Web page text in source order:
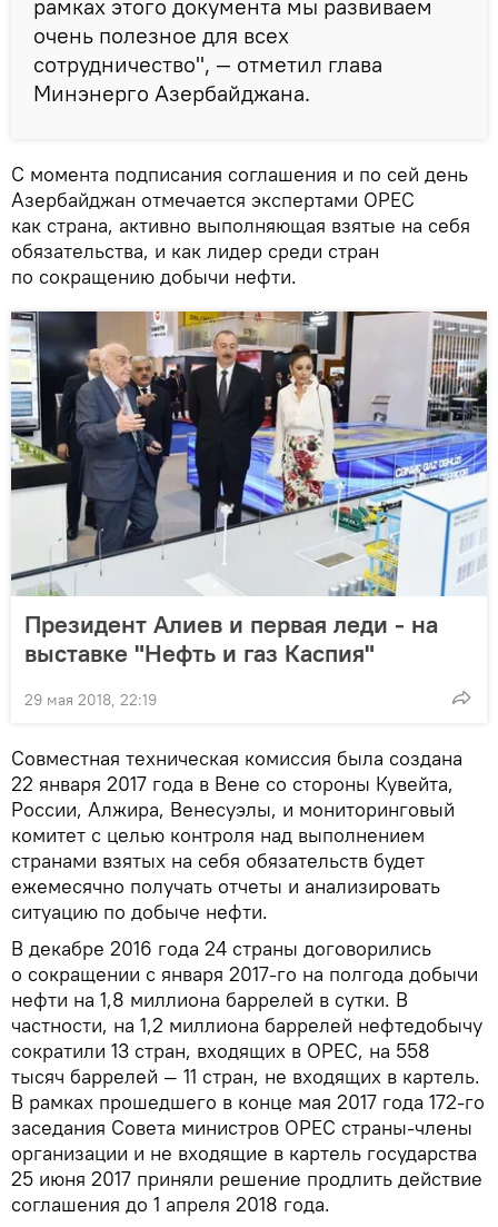
рамках этого документа мы развиваем
очень полезное для всех
сотрудничество", — отметил глава
Минэнерго Азербайджана.
С момента подписания соглашения и по сей день
Азербайджан отмечается экспертами ОРЕС
как страна, активно выполняющая взятые на себя
обязательства, и как лидер среди стран
по сокращению добычи нефти.
Президент Алиев и первая леди - на
выставке "Нефть и газ Каспия"
29 мая 2018, 22:19
Совместная техническая комиссия была создана
22 января 2017 года в Вене со стороны Кувейта,
России, Алжира, Венесуэлы, и мониторинговый
комитет с целью контроля над выполнением
странами взятых на себя обязательств будет
ежемесячно получать отчеты и анализировать
ситуацию по добыче нефти.
В декабре 2016 года 24 страны договорились
о сокращении с января 2017-го на полгода добычи
нефти на 1,8 миллиона баррелей в сутки. В
частности, на 1,2 миллиона баррелей нефтедобычу
сократили 13 стран, входящих в ОРЕС, на 558
тысяч баррелей — 11 стран, не входящих в картель.
В рамках прошедшего в конце мая 2017 года 172-го
заседания Совета министров ОРЕС страны-члены
организации и не входящие в картель государства
25 июня 2017 приняли решение продлить действие
соглашения до 1 апреля 2018 года.